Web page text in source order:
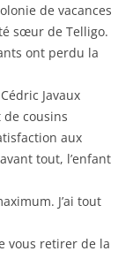
de vacances
sœur de Telligo.
ont perdu la
Javaux
cousins
aux
tout, l’enfant
J’ai tout
vous retirer de la